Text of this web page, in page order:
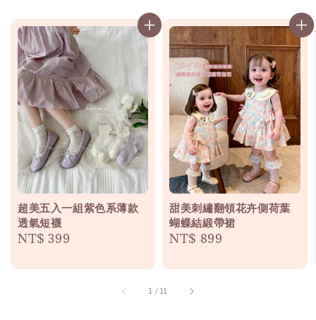
超美五入一組紫色系薄款
透氣短襪
Regular
NT$ 399
甜美刺繡翻領花卉側荷葉
蝴蝶結緞帶裙
Regular
NT$ 899
1 /11